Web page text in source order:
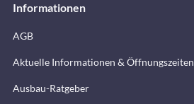
Informationen
AGB
Aktuelle Informationen & Öffnungszeiten
Ausbau-Ratgeber